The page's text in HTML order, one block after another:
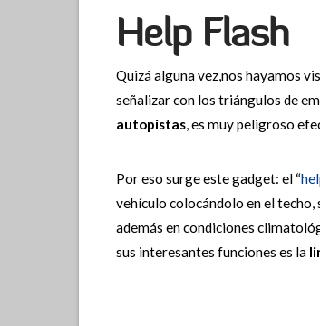
Help Flash
Quizá alguna vez,nos hayamos
señalizar con los triángulos de
autopistas, es muy peligroso
Por eso surge este gadget: el “
vehículo colocándolo en el techo,
además en condiciones
sus interesantes funciones es la